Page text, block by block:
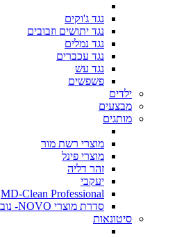
נגד ג'וקים
נגד יתושים וזבובים
נגד נמלים
נגד עכברים
נגד עש
פשפשים
ילדים
מבצעים
מותגים
מוצרי רשת מור
מוצרי פינל
זהר דליה
יעקבי
MD-Clean Professional
סדרת מוצרי NOVO- נובו- ללא פרבנים
סיטונאות